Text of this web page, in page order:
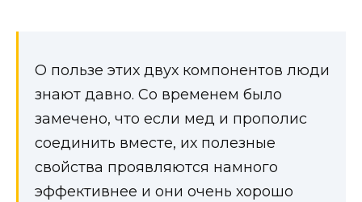
О пользе этих двух компонентов люди
знают давно. Со временем было
замечено, что если мед и прополис
соединить вместе, их полезные
свойства проявляются намного
эффективнее и они очень хорошо